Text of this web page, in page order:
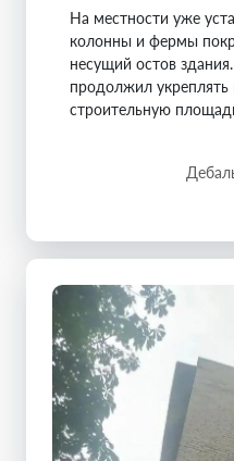
На местности уже
колонны и фермы
несущий остов
продолжил укреплять
строительную